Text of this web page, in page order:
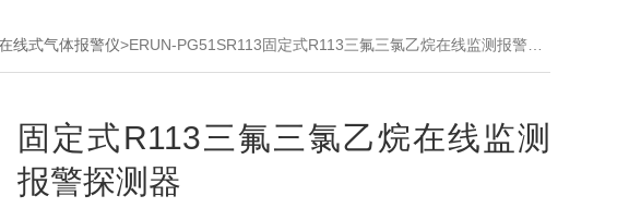
线式气体报警仪>ERUN-PG51SR113固定式R113三氟三氯乙烷在线监测报警探测器
固定式R113三氟三氯乙烷在线监测
报警探测器